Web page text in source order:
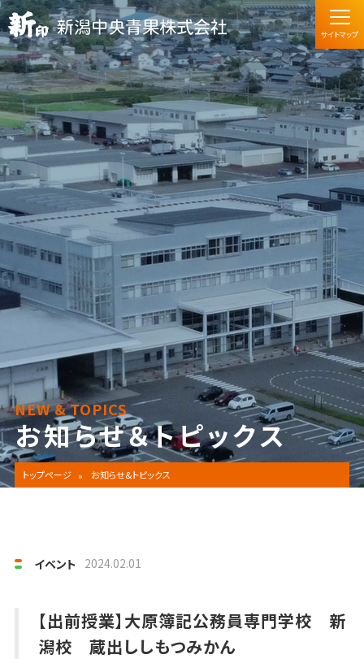
NEW & TOPICS
お知らせ＆トピックス
トップページ お知らせ&トピックス
イベント 2024.02.01
【出前授業】大原簿記公務員専門学校 新
潟校 蔵出ししもつみかん